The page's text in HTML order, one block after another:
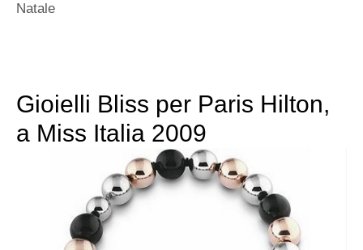
Natale
Gioielli Bliss per Paris Hilton,
a Miss Italia 2009